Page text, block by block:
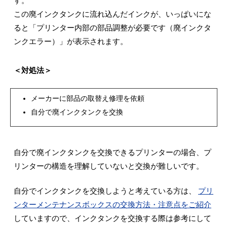
この廃インクタンクに流れ込んだインクが、いっぱいにな
ると「プリンター内部の部品調整が必要です（廃インクタ
ンクエラー）」が表示されます。
＜対処法＞
メーカーに部品の取替え修理を依頼
自分で廃インクタンクを交換
自分で廃インクタンクを交換できるプリンターの場合、プ
リンターの構造を理解していないと交換が難しいです。
自分でインクタンクを交換しようと考えている方は、 プリ
ンターメンテナンスボックスの交換方法・注意点をご紹介
していますので、インクタンクを交換する際は参考にして